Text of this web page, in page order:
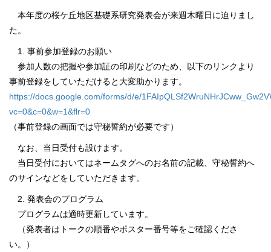
本年度の桜ケ丘地区基礎系研究発表会が来週木曜日に迫りまし
た。
1. 事前参加登録のお願い
参加人数の把握や参加証の印刷などのため、以下のリンクより
事前登録をしていただけると大変助かります。
https://docs.google.com/forms/d/e/
vc=0&c=0&w=1&flr=0
（事前登録の画面では守秘誓約が必要です）
なお、当日受付も設けます。
当日受付においてはネームタグへのお名前の記載、守秘誓約へ
のサインなどをしていただきます。
2. 発表会のプログラム
プログラムは適時更新しています。
（発表者はトークの順番やポスター番号等をご確認くださ
い。）